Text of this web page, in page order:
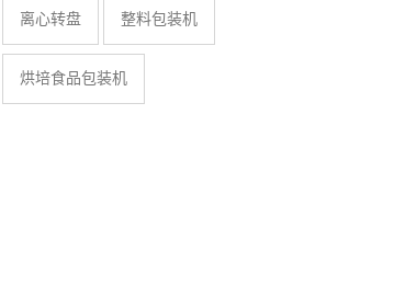
离心转盘 整料包装机
烘培食品包装机